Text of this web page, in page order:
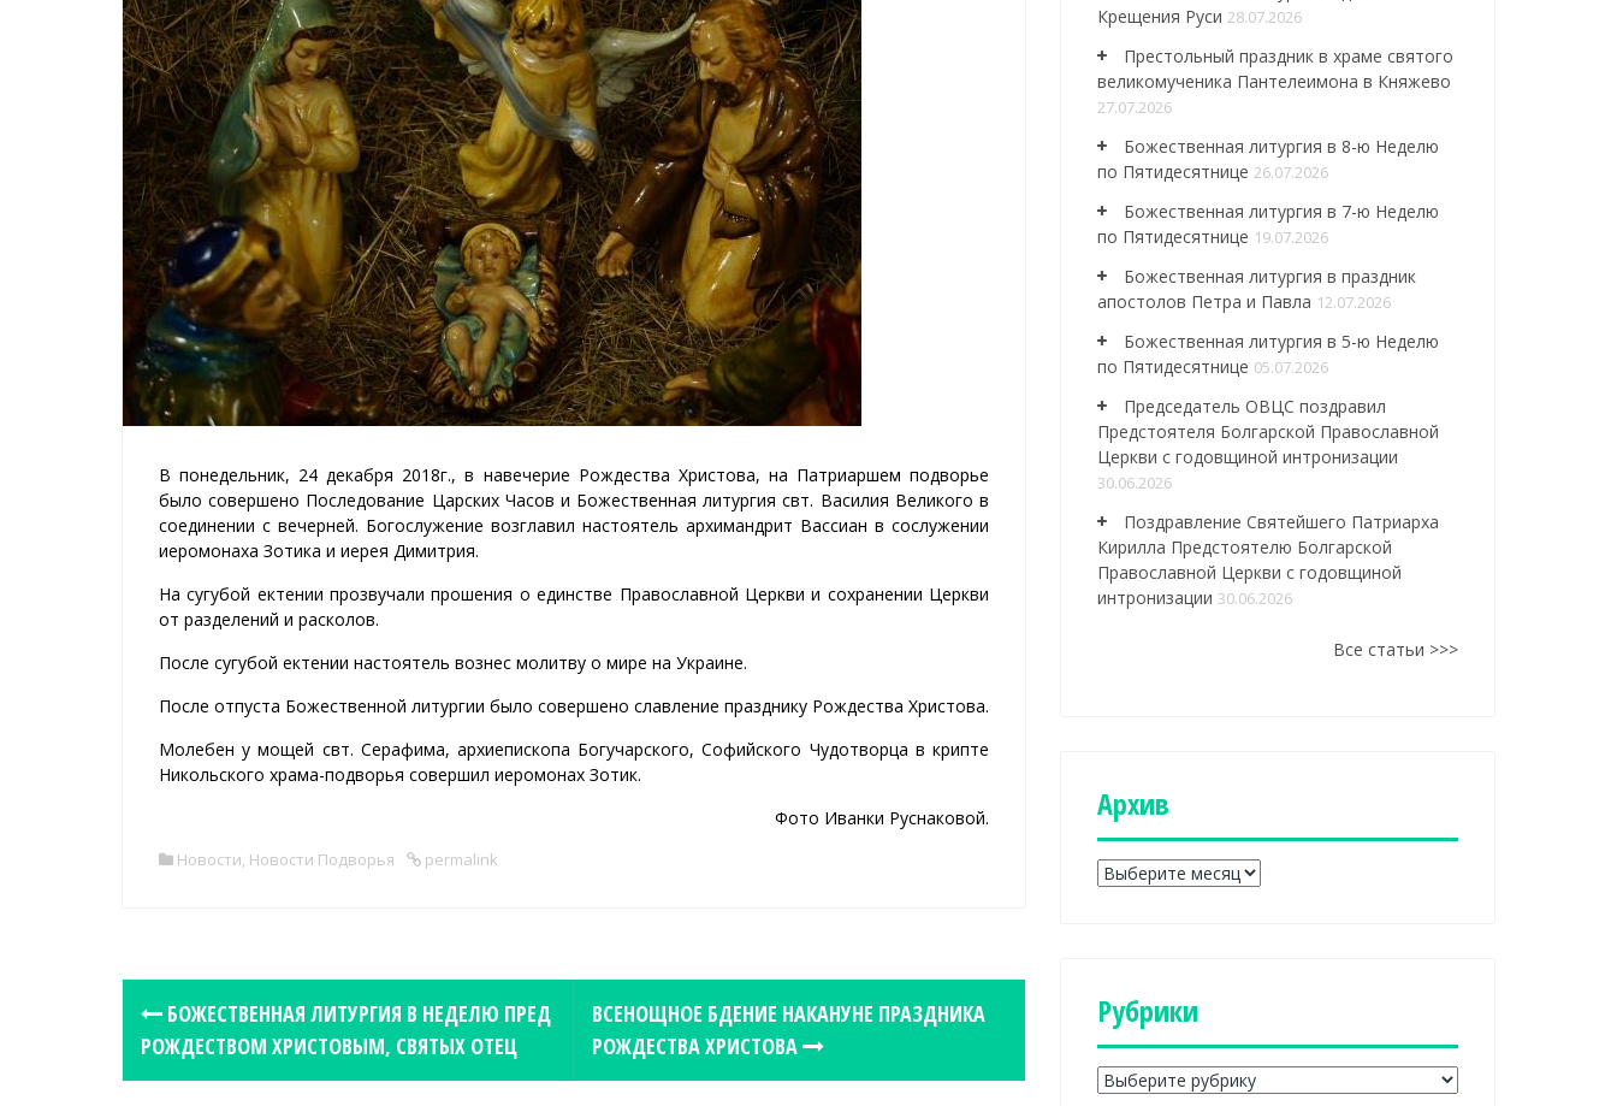
В понедельник, 24 декабря 2018г., в навечерие Рождества Христова, на Патриаршем подворье
было совершено Последование Царских Часов и Божественная литургия свт. Василия Великого в
соединении с вечерней. Богослужение возглавил настоятель архимандрит Вассиан в сослужении
иеромонаха Зотика и иерея Димитрия.
На сугубой ектении прозвучали прошения о единстве Православной Церкви и сохранении Церкви
от разделений и расколов.
После сугубой ектении настоятель вознес молитву о мире на Украине.
После отпуста Божественной литургии было совершено славление празднику Рождества Христова.
Молебен у мощей свт. Серафима, архиепископа Богучарского, Софийского Чудотворца в крипте
Никольского храма-подворья совершил иеромонах Зотик.
Фото Иванки Руснаковой.
Новости, Новости Подворья permalink
s
БОЖЕСТВЕННАЯ ЛИТУРГИЯ В НЕДЕЛЮ ПРЕД
РОЖДЕСТВОМ ХРИСТОВЫМ, СВЯТЫХ ОТЕЦ
ВСЕНОЩНОЕ БДЕНИЕ НАКАНУНЕ ПРАЗДНИКА
РОЖДЕСТВА ХРИСТОВА
Крещения Руси 28.07.2026
Престольный праздник в храме святого
великомученика Пантелеимона в Княжево
27.07.2026
Божественная литургия в 8-ю Неделю
по Пятидесятнице 26.07.2026
Божественная литургия в 7-ю Неделю
по Пятидесятнице 19.07.2026
Божественная литургия в праздник
апостолов Петра и Павла 12.07.2026
Божественная литургия в 5-ю Неделю
по Пятидесятнице 05.07.2026
Председатель ОВЦС поздравил
Предстоятеля Болгарской Православной
Церкви с годовщиной интронизации
30.06.2026
Поздравление Святейшего Патриарха
Кирилла Предстоятелю Болгарской
Православной Церкви с годовщиной
интронизации 30.06.2026
Все статьи >>>
Aрхив
A
Рубрики
Р